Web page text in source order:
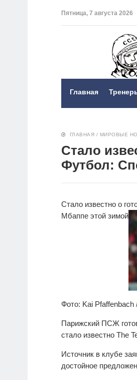
Пятница, 7 августа 2026
Главная
ГЛАВНАЯ / МИРОВЫЕ
Стало
Футбол:
Стало известно о
Мбаппе этой зимой
Фото: Kai Pfaffenbach
Парижский ПСЖ
стало известно The
Источник в клубе
достойное